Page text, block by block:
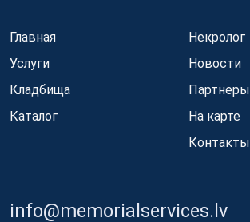
Главная
Услуги
Кладбища
Каталог
Некролог
Новости
Партнеры
На карте
Контакты
info@memorialservices.lv